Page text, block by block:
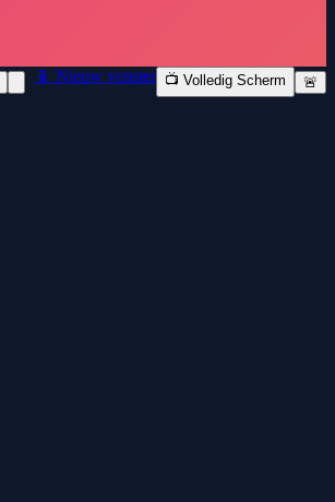
📱 Nieuw venster 📺 Volledig Scherm 🚨